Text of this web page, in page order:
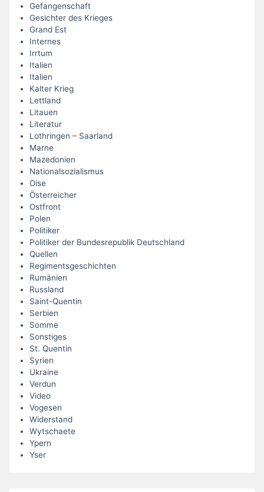
Gefangenschaft
Gesichter des Krieges
Grand Est
Internes
Irrtum
Italien
Italien
Kalter Krieg
Lettland
Litauen
Literatur
Lothringen – Saarland
Marne
Mazedonien
Nationalsozialismus
Oise
Österreicher
Ostfront
Polen
Politiker
Politiker der Bundesrepublik Deutschland
Quellen
Regimentsgeschichten
Rumänien
Russland
Saint-Quentin
Serbien
Somme
Sonstiges
St. Quentin
Syrien
Ukraine
Verdun
Video
Vogesen
Widerstand
Wytschaete
Ypern
Yser